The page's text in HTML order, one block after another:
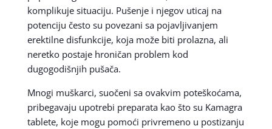
komplikuje situaciju. Pušenje i njegov uticaj na
potenciju često su povezani sa pojavljivanjem
erektilne disfunkcije, koja može biti prolazna, ali
neretko postaje hroničan problem kod
dugogodišnjih pušača.
Mnogi muškarci, suočeni sa ovakvim poteškoćama,
pribegavaju upotrebi preparata kao što su Kamagra
tablete, koje mogu pomoći privremeno u postizanju